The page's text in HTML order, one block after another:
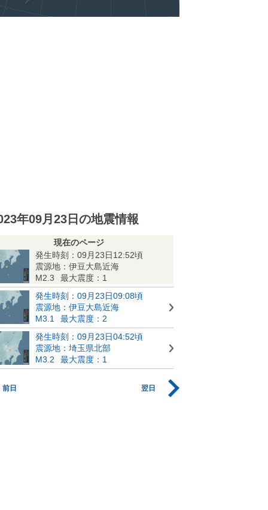
年09月23日の地震情報
現在のページ
発生時刻：09月23日12:52頃
震源地：伊豆大島近海
M2.3
最大震度：1
発生時刻：09月23日09:08頃
震源地：伊豆大島近海
M3.1
最大震度：2
発生時刻：09月23日04:52頃
震源地：埼玉県北部
M3.2
最大震度：1
前日 翌日